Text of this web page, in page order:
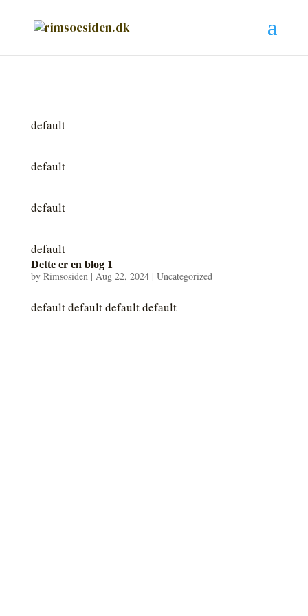
default
default
default
default
Dette er en blog 1
by Rimsosiden| Aug 22, 2024| Uncategorized
default default default default